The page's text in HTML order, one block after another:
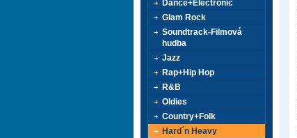
Dance+Electronic
Glam Rock
Soundtrack-Filmová
hudba
Jazz
Rap+Hip Hop
R&B
Oldies
Country+Folk
Hard´n Heavy